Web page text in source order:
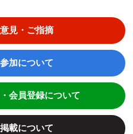
見・ご指摘
加について
会員登録について
載について